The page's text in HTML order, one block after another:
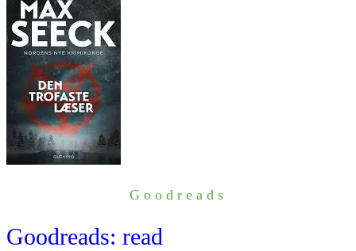
Goodreads
Goodreads: read